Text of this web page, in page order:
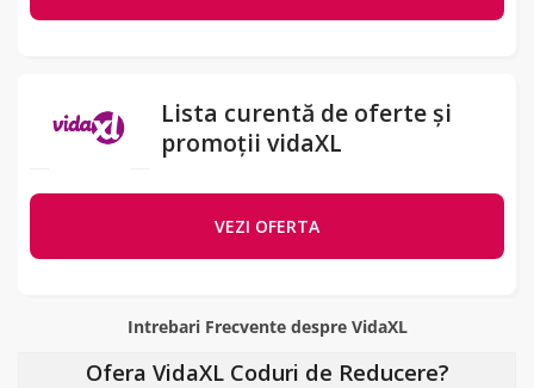
Lista curentă de oferte și
promoții vidaXL
VEZI OFERTA
Intrebari Frecvente despre VidaXL
Ofera VidaXL Coduri de Reducere?